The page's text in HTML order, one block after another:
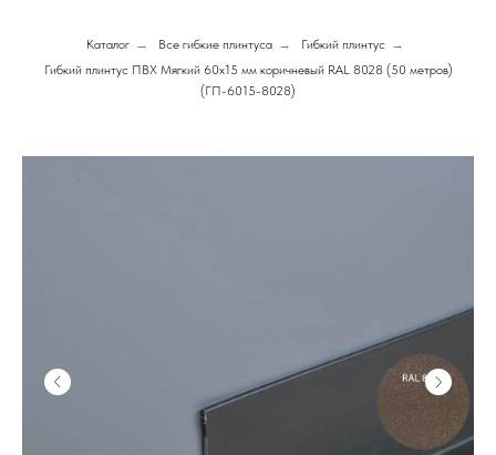
Каталог → Все гибкие плинтуса → Гибкий плинтус →
Гибкий плинтус ПВХ Мягкий 60х15 мм коричневый RAL 8028 (50 метров)
(ГП-6015-8028)